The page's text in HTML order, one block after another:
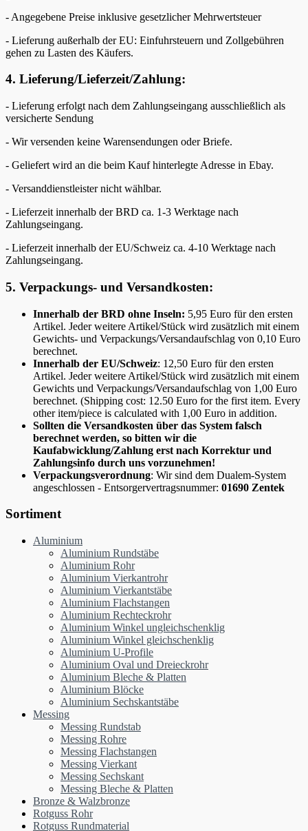
- Angegebene Preise inklusive gesetzlicher Mehrwertsteuer
- Lieferung außerhalb der EU: Einfuhrsteuern und Zollgebühren
gehen zu Lasten des Käufers.
4. Lieferung/Lieferzeit/Zahlung:
- Lieferung erfolgt nach dem Zahlungseingang ausschließlich als
versicherte Sendung
- Wir versenden keine Warensendungen oder Briefe.
- Geliefert wird an die beim Kauf hinterlegte Adresse in Ebay.
- Versanddienstleister nicht wählbar.
- Lieferzeit innerhalb der BRD ca. 1-3 Werktage nach
Zahlungseingang.
- Lieferzeit innerhalb der EU/Schweiz ca. 4-10 Werktage nach
Zahlungseingang.
5. Verpackungs- und Versandkosten:
Innerhalb der BRD ohne Inseln: 5,95 Euro für den ersten
Artikel. Jeder weitere Artikel/Stück wird zusätzlich mit einem
Gewichts- und Verpackungs/Versandaufschlag von 0,10 Euro
berechnet.
Innerhalb der EU/Schweiz: 12,50 Euro für den ersten
Artikel. Jeder weitere Artikel/Stück wird zusätzlich mit einem
Gewichts und Verpackungs/Versandaufschlag von 1,00 Euro
berechnet. (Shipping cost: 12.50 Euro for the first item. Every
other item/piece is calculated with 1,00 Euro in addition.
Sollten die Versandkosten über das System falsch
berechnet werden, so bitten wir die
Kaufabwicklung/Zahlung erst nach Korrektur und
Zahlungsinfo durch uns vorzunehmen!
Verpackungsverordnung: Wir sind dem Dualem-System
angeschlossen - Entsorgervertragsnummer: 01690 Zentek
Sortiment
Aluminium
Aluminium Rundstäbe
Aluminium Rohr
Aluminium Vierkantrohr
Aluminium Vierkantstäbe
Aluminium Flachstangen
Aluminium Rechteckrohr
Aluminium Winkel ungleichschenklig
Aluminium Winkel gleichschenklig
Aluminium U-Profile
Aluminium Oval und Dreieckrohr
Aluminium Bleche & Platten
Aluminium Blöcke
Aluminium Sechskantstäbe
Messing
Messing Rundstab
Messing Rohre
Messing Flachstangen
Messing Vierkant
Messing Sechskant
Messing Bleche & Platten
Bronze & Walzbronze
Rotguss Rohr
Rotguss Rundmaterial